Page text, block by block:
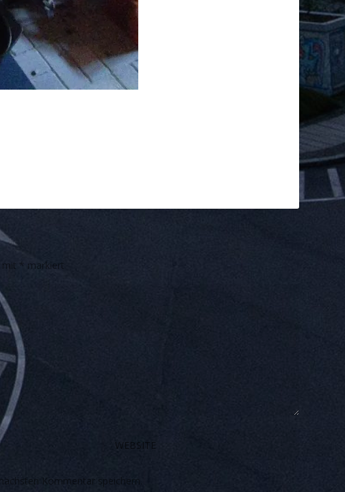
mit * markiert
Kommentar speichern.